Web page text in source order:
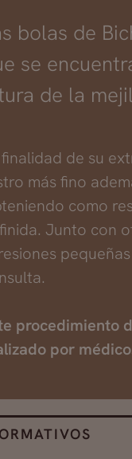
bolas de
se
de la
finalidad de su
más fino
como
Junto con
procedimiento
por